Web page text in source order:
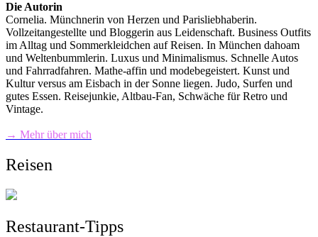
Die Autorin
Cornelia. Münchnerin von Herzen und Parisliebhaberin.
Vollzeitangestellte und Bloggerin aus Leidenschaft. Business Outfits
im Alltag und Sommerkleidchen auf Reisen. In München dahoam
und Weltenbummlerin. Luxus und Minimalismus. Schnelle Autos
und Fahrradfahren. Mathe-affin und modebegeistert. Kunst und
Kultur versus am Eisbach in der Sonne liegen. Judo, Surfen und
gutes Essen. Reisejunkie, Altbau-Fan, Schwäche für Retro und
Vintage.
→ Mehr über mich
Reisen
Restaurant-Tipps